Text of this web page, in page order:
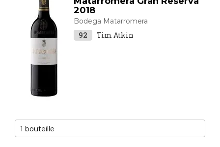
2018
Bodega Matarromera
92 Tim Atkin